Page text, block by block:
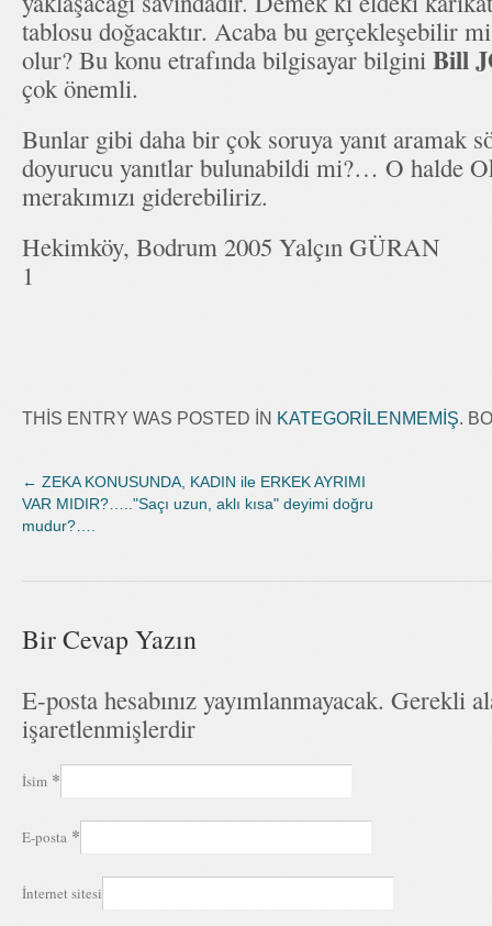
tablosu doğacaktır. Acaba bu gerçekleşebilir
olur? Bu konu etrafında bilgisayar bilgini Bill
çok önemli.
Bunlar gibi daha bir çok soruya yanıt aramak
doyurucu yanıtlar bulunabildi mi?… O halde
merakımızı giderebiliriz.
Hekimköy, Bodrum 2005 Yalçın GÜRAN
1
THIS ENTRY WAS POSTED IN KATEGORILENMEMIŞ.
← ZEKA KONUSUNDA, KADIN ile ERKEK AYRIMI
VAR MIDIR?….."Saçı uzun, aklı kısa" deyimi doğru
mudur?….
Bir Cevap Yazın
E-posta hesabınız yayımlanmayacak. Gerekli
işaretlenmişlerdir
İsim *
E-posta *
İnternet sitesi